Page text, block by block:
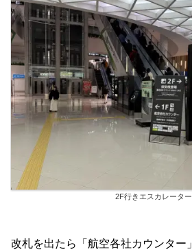
2F行きエスカレーター
改札を出たら「航空各社カウンター